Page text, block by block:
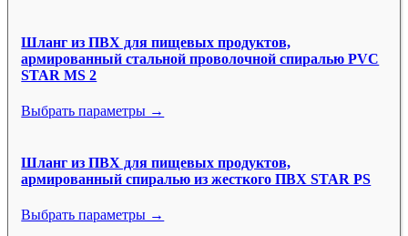
Шланг из ПВХ для пищевых продуктов,
армированный стальной проволочной спиралью PVC
STAR MS 2
Выбрать параметры →
Шланг из ПВХ для пищевых продуктов,
армированный спиралью из жесткого ПВХ STAR PS
Выбрать параметры →